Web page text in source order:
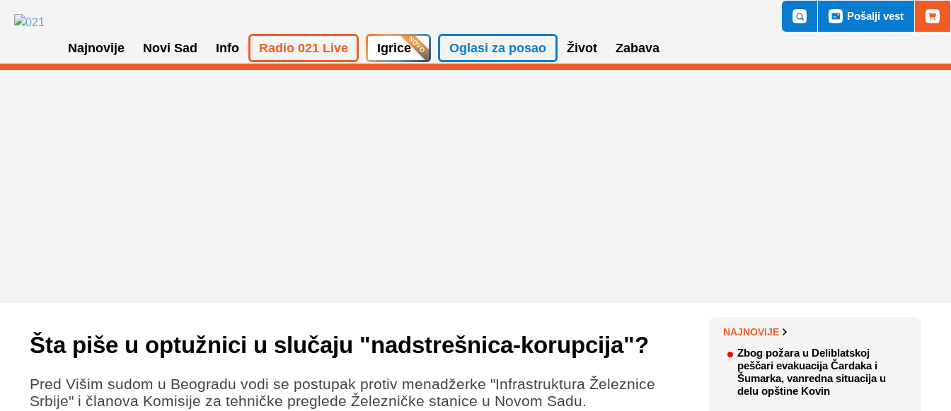
Najnovije Novi Sad Info Radio 021 Live Igrice Oglasi za posao Život Zabava
Pošalji vest
Šta piše u optužnici u slučaju "nadstrešnica-korupcija"?
Pred Višim sudom u Beogradu vodi se postupak protiv menadžerke "Infrastruktura Železnice
Srbije" i članova Komisije za tehničke preglede Železničke stanice u Novom Sadu.
NAJNOVIJE
Zbog požara u Deliblatskoj
peščari evakuacija Čardaka i
Šumarka, vanredna situacija u
delu opštine Kovin